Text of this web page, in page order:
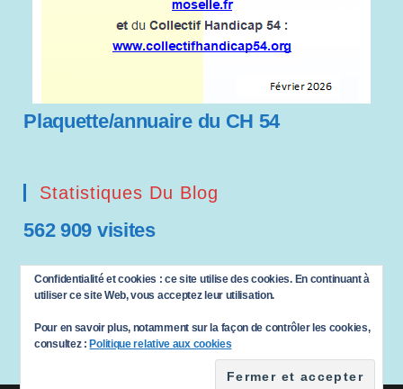
Plaquette/annuaire du CH 54
Statistiques Du Blog
562 909 visites
Saisissez votre adresse e-mail…
ABONNEZ-VOUS
Confidentialité et cookies : ce site utilise des cookies. En continuant à
utiliser ce site Web, vous acceptez leur utilisation.
Pour en savoir plus, notamment sur la façon de contrôler les cookies,
consultez : Politique relative aux cookies